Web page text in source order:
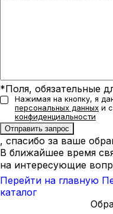
*Поля, обязательные
Нажимая на кнопку, я
персональных данных и
конфиденциальности
, спасибо за ваше
В ближайшее время
на интересующие
Перейти на главную
каталог